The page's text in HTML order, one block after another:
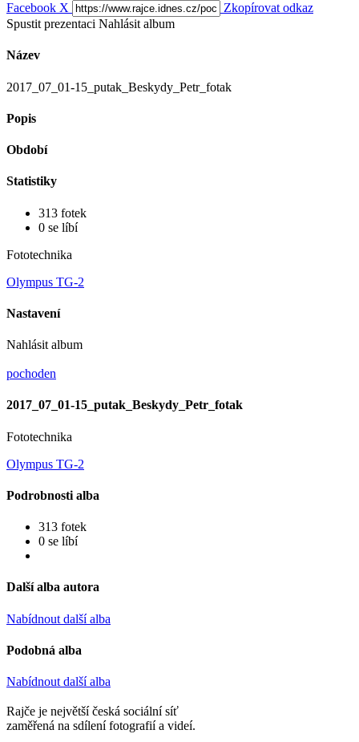
Facebook X
Zkopírovat odkaz
Spustit prezentaci Nahlásit album
Název
2017_07_01-15_putak_Beskydy_Petr_fotak
Popis
Období
Statistiky
313 fotek
0 se líbí
Fototechnika
Olympus TG-2
Nastavení
Nahlásit album
pochoden
2017_07_01-15_putak_Beskydy_Petr_fotak
Fototechnika
Olympus TG-2
Podrobnosti alba
313 fotek
0 se líbí
Další alba autora
Nabídnout další alba
Podobná alba
Nabídnout další alba
Rajče je největší česká sociální síť
zaměřená na sdílení fotografií a videí.